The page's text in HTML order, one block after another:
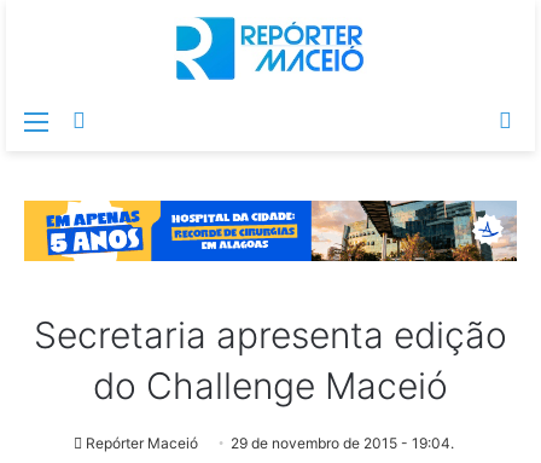
Menu
Secretaria apresenta edição
do Challenge Maceió
Repórter Maceió 29 de novembro de 2015 - 19:04.